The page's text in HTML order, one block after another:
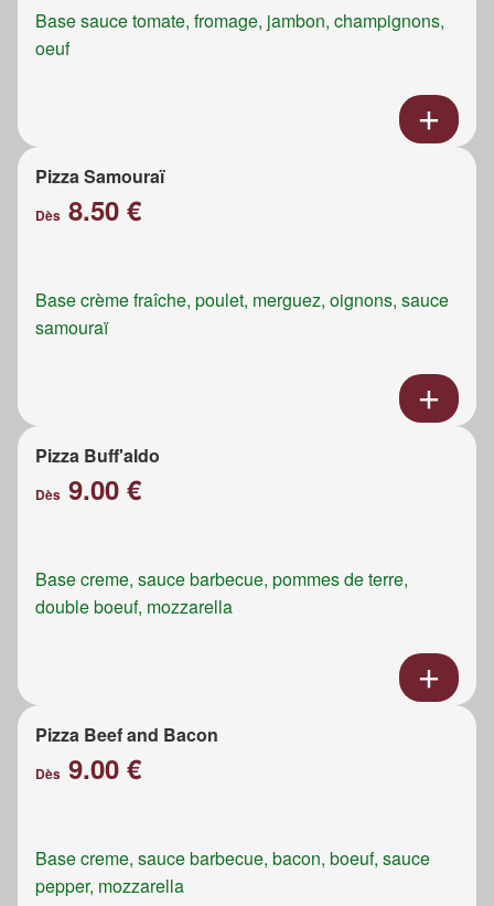
Base sauce tomate, fromage, jambon, champignons,
oeuf
Pizza Samouraï
Dès 8.50 €
Base crème fraîche, poulet, merguez, oignons, sauce
samouraï
Pizza Buff'aldo
Dès 9.00 €
Base creme, sauce barbecue, pommes de terre,
double boeuf, mozzarella
Pizza Beef and Bacon
Dès 9.00 €
Base creme, sauce barbecue, bacon, boeuf, sauce
pepper, mozzarella